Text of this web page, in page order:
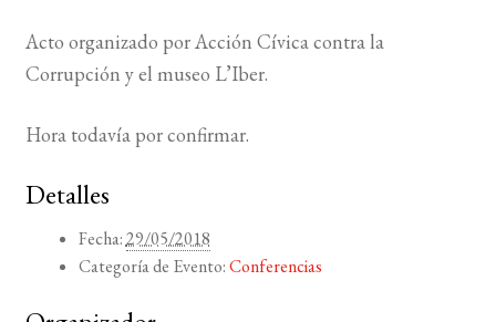
Acto organizado por Acción Cívica contra la
Corrupción y el museo L’Iber.
Hora todavía por confirmar.
Detalles
Fecha:29/05/2018
Categoría de Evento:Conferencias